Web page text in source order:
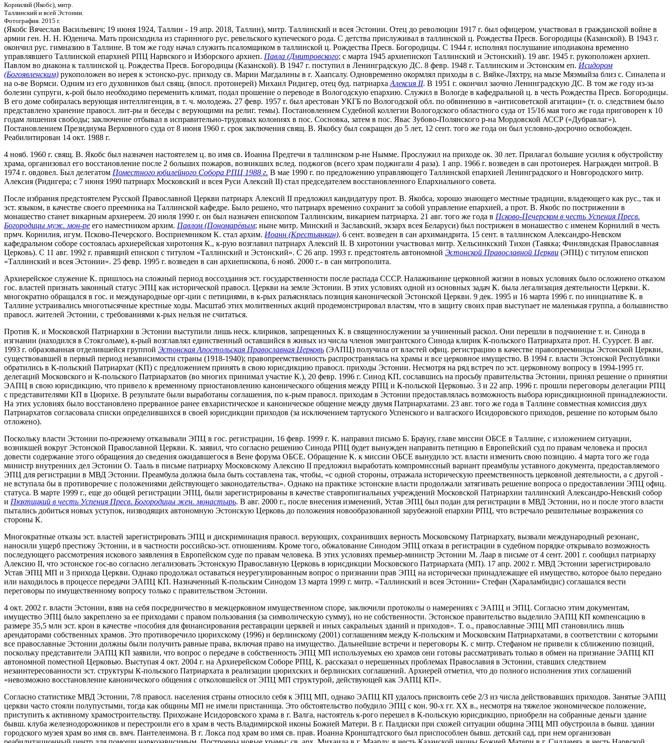
Корнилий (Якобс), митр.
Таллинский и всей Эстонии.
Фотография. 2015 г.
(Якобс Вячеслав Васильевич; 19 июня 1924, Таллин - 19 апр. 2018, Таллин), митр. Таллинский и всея Эстонии. Отец до революции 1917 г. был офицером, участвовал в гражданской войне в
армии ген. Н. Н. Юденича. Мать происходила из старинного рус. ревельского купеческого рода. С детства прислуживал в таллинской ц. Рождества Пресв. Богородицы (Казанской). В 1943 г.
окончил рус. гимназию в Таллине. В том же году начал служить псаломщиком в таллинской ц. Рождества Пресв. Богородицы. С 1944 г. исполнял послушание иподиакона временно
управлявшего Таллинской епархией РПЦ Нарвского и Изборского архиеп. Павла (Дмитровского; с марта 1945 архиепископ Таллинский и Эстонский). 19 авг. 1945 г. рукоположен архиеп.
Павлом во диакона к таллинской ц. Рождества Пресв. Богородицы (Казанской). В 1947 г. поступил в Ленинградскую ДС. 8 февр. 1948 г. Таллинским и Эстонским еп. Исидором
(Богоявленским) рукоположен во иерея к эстонско-рус. приходу св. Марии Магдалины в г. Хаапсалу. Одновременно окормлял приходы в с. Вяйке-Ляхтру, на мызе Мяэмыйза близ с. Синалепа и
на о-ве Вормси. Одним из его духовников был свящ. (впосл. протоиерей) Михаил Ридигер, отец буд. патриарха Алексия II. В 1951 г. окончил заочно Ленинградскую ДС. В том же году из-за
болезни супруги, к-рой было необходимо переменить климат, подал прошение о переводе в Вологодскую епархию. Служил в Вологде в кафедральной ц. в честь Рождества Пресв. Богородицы.
В его доме собиралась верующая интеллигенция, в т. ч. молодежь. 27 февр. 1957 г. был арестован УКГБ по Вологодской обл. по обвинению в «антисоветской агитации» (т. о. следствием было
представлено хранение правосл. лит-ры и беседы с верующими на религ. темы). Постановлением Судебной коллегии Вологодского областного суда от 15/16 мая того же года приговорен к 10
годам лишения свободы; заключение отбывал в исправительно-трудовых колониях в пос. Сосновка, затем в пос. Явас Зубово-Полянского р-на Мордовской АССР («Дубравлаг»).
Постановлением Президиума Верховного суда от 8 июня 1960 г. срок заключения свящ. В. Якобсу был сокращен до 5 лет, 12 сент. того же года он был условно-досрочно освобожден.
Реабилитирован 14 окт. 1988 г.
4 нояб. 1960 г. свящ. В. Якобс был назначен настоятелем ц. во имя св. Иоанна Предтечи в таллинском р-не Нымме. Прослужил на приходе ок. 30 лет. Прилагал большие усилия к обустройству
храма, организовал его восстановление после 2 больших пожаров, возникших вслед. поджогов (всего храм поджигали 4 раза). 1 апр. 1966 г. возведен в сан протоиерея. Награжден митрой. В
1974 г. овдовел. Был делегатом Поместного юбилейного Собора РПЦ 1988 г. В мае 1990 г. по предложению управляющего Таллинской епархией Ленинградского и Новгородского митр.
Алексия (Ридигера; с 7 июня 1990 патриарх Московский и всея Руси Алексий II) стал председателем восстановленного Епархиального совета.
После избрания предстоятелем Русской Православной Церкви патриарх Алексий II предложил кандидатуру прот. В. Якобса, хорошо знающего местные традиции, владеющего как рус., так и
эст. языком, в качестве своего преемника на Таллинской кафедре. Было решено, что патриарх временно сохранит за собой управление епархией, а прот. В. Якобс по пострижении в
монашество станет викарным архиереем. 20 июля 1990 г. он был назначен епископом Таллинским, викарием патриарха. 21 авг. того же года в Псково-Печерском в честь Успения Пресв.
Богородицы муж. мон-ре его наместником архим. Павлом (Пономарёвым; ныне митр. Минский и Заславский, экзарх всея Беларуси) был пострижен в монашество с именем Корнилий в честь
прмч. Корнилия, игум. Псково-Печерского. Восприемником К. стал архим. Иоанн (Крестьянкин). 6 сент. возведен в сан архимандрита. 15 сент. в таллинском Александро-Невском
кафедральном соборе состоялась архиерейская хиротония К., к-рую возглавил патриарх Алексий II. В хиротонии участвовал митр. Хельсинкский Тихон (Таякка; Финляндская Православная
Церковь). С 11 авг. 1992 г. правящий епископ с титулом «Таллинский и Эстонский». С 26 апр. 1993 г. предстоятель автономной Эстонской Православной Церкви (ЭПЦ) с титулом епископ
«Таллинский и всея Эстонии». 25 февр. 1995 г. возведен в сан архиепископа, 6 нояб. 2000 г.- в сан митрополита.
Архиерейское служение К. пришлось на сложный период воссоздания эст. государственности после распада СССР. Налаживание церковной жизни в новых условиях было осложнено отказом
гос. властей признать законный статус ЭПЦ как исторической правосл. Церкви на земле Эстонии. В этих условиях одной из основных задач К. была легализация деятельности Церкви. К.
многократно обращался в гос. и международные орг-ции с петициями, в к-рых разъяснялась позиция канонической Эстонской Церкви. 9 дек. 1995 и 16 марта 1996 г. по инициативе К. в
Таллине устраивались многотысячные крестные ходы. Масштаб этих молитвенных акций продемонстрировал властям, что в защиту своих прав выступает не маленькая группа, а большинство
правосл. жителей Эстонии, с требованиями к-рых нельзя не считаться.
Против К. и Московской Патриархии в Эстонии выступили лишь неск. клириков, запрещенных К. в священнослужении за учиненный раскол. Они перешли в подчинение т. н. Синода в
изгнании (находился в Стокгольме), к-рый возглавлял единственный оставшийся в живых из числа членов эмигрантского Синода клирик К-польского Патриархата прот. Н. Суурсет. В авг.
1993 г. образованная отделившейся группой Эстонская Апостольская Православная Церковь (ЭАПЦ) получила от властей офиц. регистрацию в качестве правопреемницы Эстонской Церкви,
существовавшей в первый период независимости страны (1918-1940); правопреемственность распространялась на храмы и все церковное имущество. В 1994 г. власти Эстонской Республики
обратились в К-польский Патриархат (КП) с предложением принять в свою юрисдикцию правосл. приходы Эстонии. Несмотря на ряд встреч по эст. церковному вопросу в 1994-1995 гг.
делегаций Московского и К-польского Патриархатов (во многих принимал участие К.), 20 февр. 1996 г. Синод КП, сославшись на просьбу правительства Эстонии, принял решение о принятии
ЭАПЦ в свою юрисдикцию, что привело к временному приостановлению канонического общения между РПЦ и К-польской Церковью. 3 и 22 апр. 1996 г. прошли переговоры делегации РПЦ
с представителями КП в Цюрихе. В результате были выработаны соглашения, по к-рым правосл. приходам в Эстонии предоставлялась возможность выбора юрисдикционной принадлежности.
На этих условиях было восстановлено прерванное ранее евхаристическое и каноническое общение между двумя Патриархатами. 23 авг. того же года в Таллине совместная комиссия двух
Патриархатов согласовала списки определившихся в своей юрисдикции приходов (за исключением тартуского Успенского и валгаского Исидоровского приходов, решение по которым было
отложено).
Поскольку власти Эстонии по-прежнему отказывали ЭПЦ в гос. регистрации, 16 февр. 1999 г. К. направил письмо Б. Брауну, главе миссии ОБСЕ в Таллине, с изложением ситуации,
возникшей вокруг Эстонской Православной Церкви. К. заявил, что согласно решению Синода РПЦ будет вынужден направить петицию в Европейский суд по правам человека и просил
довести содержание этого обращения до сведения ожидавшегося в Вене форума ОБСЕ. Обращение К. к миссии ОБСЕ вынудило эст. власти изменить свою позицию. 4 марта того же года
министр внутренних дел Эстонии О. Тааль в письме патриарху Московскому Алексию II предложил выработать компромиссный вариант преамбулы уставного документа, предоставляемого
ЭПЦ для регистрации в МВД Эстонии. Преамбула должна была быть составлена так, чтобы, «с одной стороны, отражала историческую преемственность церковной деятельности, а с другой -
не вступала бы в противоречие с положениями действующего законодательства». Однако на практике эстонские власти продолжали затягивать решение вопроса о предоставлении ЭПЦ офиц.
статуса. В марте 1999 г., еще до общей регистрации ЭПЦ, были зарегистрированы в качестве ставропигиальных учреждений Московской Патриархии таллинский Александро-Невский собор
и Пюхтицкий в честь Успения Пресв. Богородицы жен. монастырь. В авг. 2000 г., после внесения изменений, Устав ЭПЦ был подан для регистрации в МВД Эстонии, но и после этого власти
пытались добиться новых уступок, низводящих автономную Эстонскую Церковь до положения новообразованной зарубежной епархии РПЦ, что встречало решительные возражения со
стороны К.
Многократные отказы эст. властей зарегистрировать ЭПЦ и дискриминация правосл. верующих, сохранивших верность Московскому Патриархату, вызвали международный резонанс,
наносили ущерб престижу Эстонии, и в частности российско-эст. отношениям. Кроме того, обжалование Синодом ЭПЦ отказа в регистрации в судебном порядке открывало возможность
последующего рассмотрения искового заявления в Европейском суде по правам человека. В этих условиях премьер-министр Эстонии М. Лаар в письме от 4 сент. 2001 г. сообщил патриарху
Алексию II, что эстонское гос-во согласно легализовать Эстонскую Православную Церковь в юрисдикции Московского Патриархата (МП). 17 апр. 2002 г. МВД Эстонии зарегистрировало
Устав ЭПЦ МП и 3 прихода Церкви. Однако продолжал оставаться неурегулированным вопрос о признании прав ЭПЦ на исторически принадлежащее ей имущество, которое было передано
или находилось в процессе передачи ЭАПЦ КП. Назначенный К-польским Синодом 13 марта 1999 г. митр. «Таллинский и всея Эстонии» Стефан (Хараламбидис) соглашался вести
переговоры по имущественному вопросу только с правительством Эстонии.
4 окт. 2002 г. власти Эстонии, взяв на себя посредничество в межцерковном имущественном споре, заключили протоколы о намерениях с ЭАПЦ и ЭПЦ. Согласно этим документам,
имущество ЭПЦ было закреплено за ее приходами с правом пользования (за символическую сумму), но не собственности. Эстонское правительство выделило ЭАПЦ КП компенсацию в
размере 35,5 млн эст. крон в качестве «пособия для финансирования реставрации церквей и иных сакральных зданий и приходов». Т. о., православные ЭПЦ МП становились лишь
арендаторами собственных храмов. Это противоречило цюрихскому (1996) и берлинскому (2001) соглашениям между К-польским и Московским Патриархатами, в соответствии с которыми
все православные Эстонии должны были получить равные права, включая право на имущество. Дальнейшие встречи и переговоры К. с митр. Стефаном не привели к сближению позиций,
поскольку представители ЭАПЦ КП заявили, что вопрос о передаче в собственность ЭПЦ МП используемых ею храмов они готовы рассматривать только в обмен на признание ЭАПЦ КП
автономной поместной Церковью. Выступая 4 окт. 2004 г. на Архиерейском Соборе РПЦ, К. рассказал о нерешенных проблемах Православия в Эстонии, ставших следствием
незаинтересованности эст. структуры К-польского Патриархата в реализации цюрихских и берлинских соглашений. Архиерей отметил, что до полного исполнения этих соглашений
«невозможно восстановление канонического общения с отколовшейся от ЭПЦ МП структурой, действующей как ЭАПЦ КП».
Согласно статистике МВД Эстонии, 7/8 правосл. населения страны относило себя к ЭПЦ МП, однако ЭАПЦ КП удалось присвоить себе 2/3 из числа действовавших приходов. Занятые ЭАПЦ
церкви часто стояли полупустыми, тогда как общины МП не имели пристанища. Это обстоятельство побудило ЭПЦ с кон. 90-х гг. ХХ в., несмотря на тяжелое экономическое положение,
приступить к активному храмостроительству. Прихожане Исидоровского храма в г. Валга, настоятель к-рого перешел в К-польскую юрисдикцию, приобрели на собранные деньги здание
бывш. клуба железнодорожников и перестроили его в храм в честь Владимирской иконы Божией Матери. В г. Палдиски при схожей ситуации община ЭПЦ МП обустроила в бывш. здании
городского музея храм во имя св. вмч. Пантелеимона. В г. Локса под храм во имя св. прав. Иоанна Кронштадтского был приспособлен бывш. детский сад, при нем организован